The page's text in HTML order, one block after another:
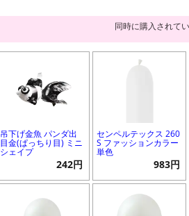
同時に購入されて
吊下げ金魚 パンダ出
目金(ぱっちり目) ミニ
シェイプ
242円
センペルテックス 260
S ファッションカラー
単色
983円